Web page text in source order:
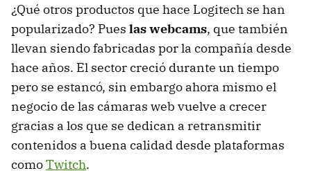
¿Qué otros productos que hace Logitech se han
popularizado? Pues las webcams, que también
llevan siendo fabricadas por la compañía desde
hace años. El sector creció durante un tiempo
pero se estancó, sin embargo ahora mismo el
negocio de las cámaras web vuelve a crecer
gracias a los que se dedican a retransmitir
contenidos a buena calidad desde plataformas
comoTwitch.